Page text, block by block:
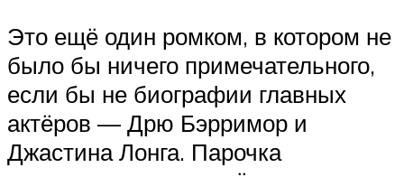
Это ещё один ромком, в котором не
было бы ничего примечательного,
если бы не биографии главных
актёров — Дрю Бэрримор и
Джастина Лонга. Парочка